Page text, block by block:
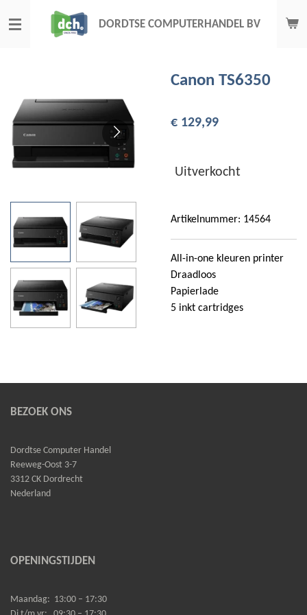
direct
DORDTSE COMPUTERHANDEL BV
Canon TS6350
€ 129,99
Uitverkocht
Artikelnummer: 14564
All-in-one kleuren printer
Draadloos
Papierlade
5 inkt cartridges
BEZOEK ONS
Dordtse Computer Handel
Reeweg-Oost 3-7
3312 CK Dordrecht
Nederland
OPENINGSTIJDEN
Maandag: 13:00 – 17:30